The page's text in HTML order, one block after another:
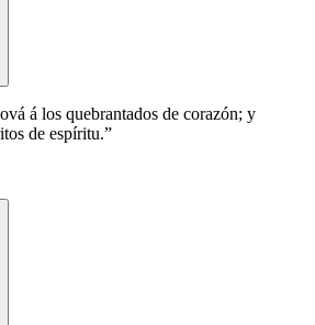
á los quebrantados de corazón; y
de espíritu.”